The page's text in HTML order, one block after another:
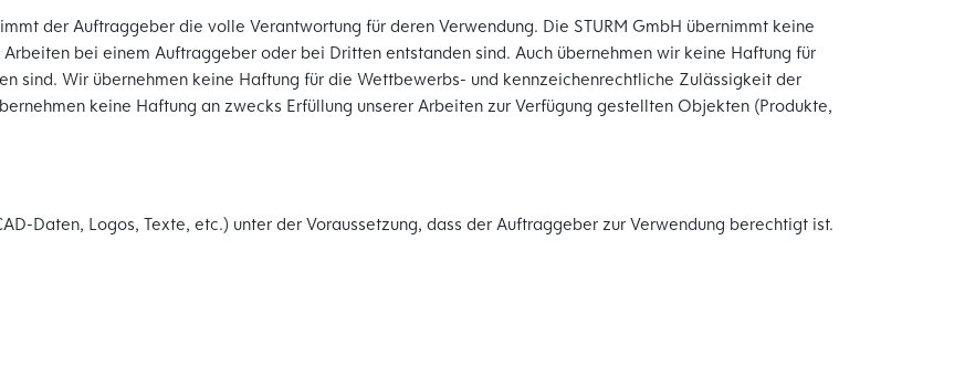
der Auftraggeber die volle Verantwortung für deren Verwendung. Die STURM GmbH übernimmt keine
bei einem Auftraggeber oder bei Dritten entstanden sind. Auch übernehmen wir keine Haftung für
sind. Wir übernehmen keine Haftung für die Wettbewerbs- und kennzeichenrechtliche Zulässigkeit der
keine Haftung an zwecks Erfüllung unserer Arbeiten zur Verfügung gestellten Objekten (Produkte,
Daten, Logos, Texte, etc.) unter der Voraussetzung, dass der Auftraggeber zur Verwendung berechtigt ist.